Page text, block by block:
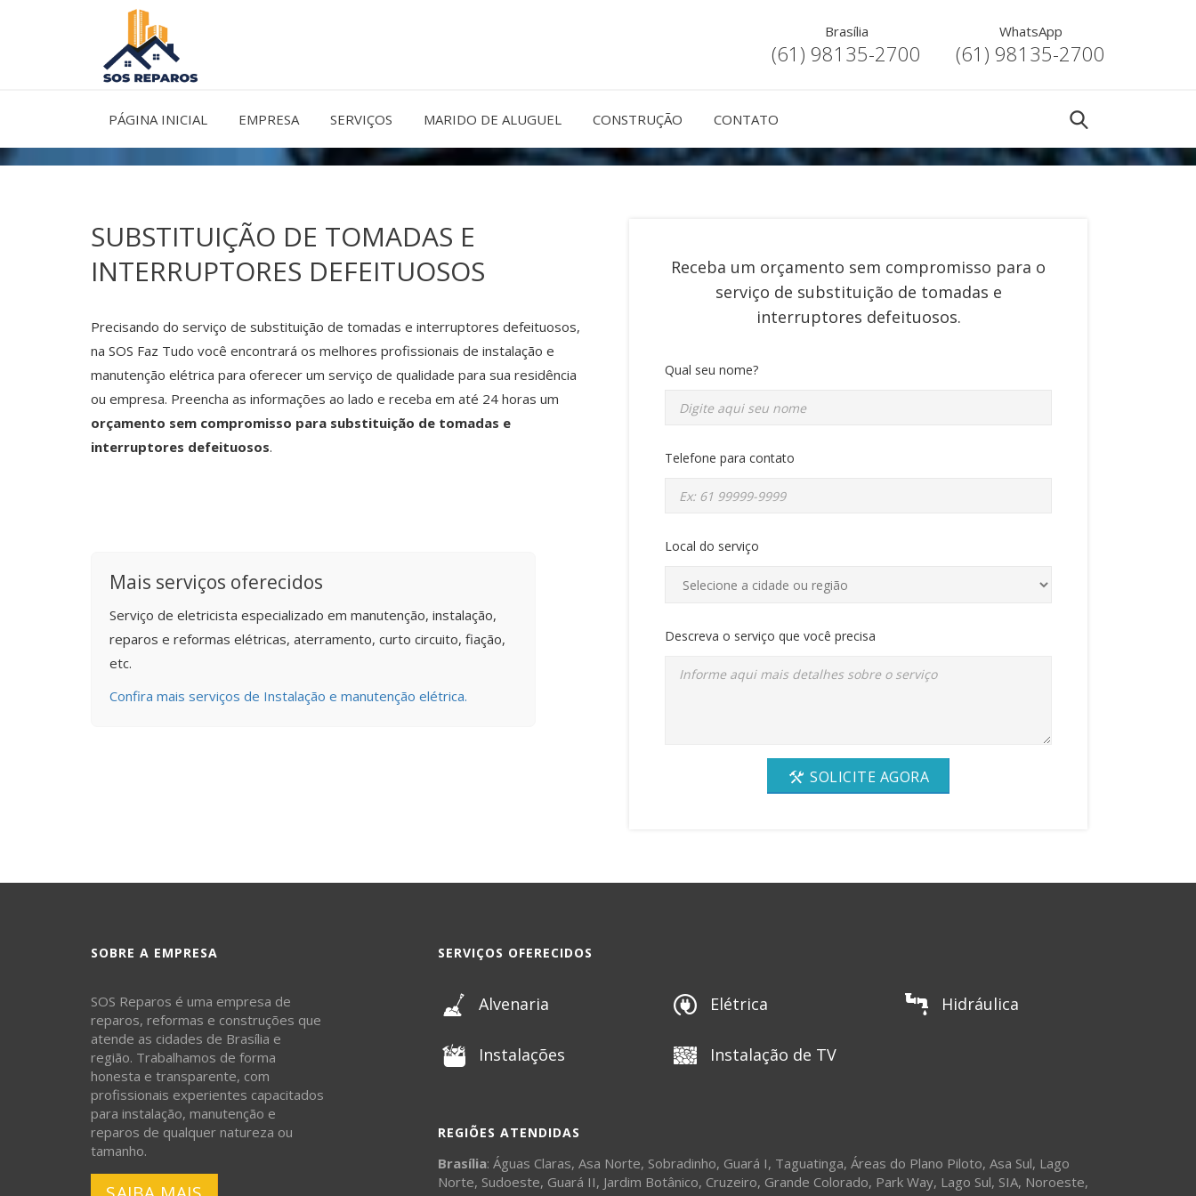
Brasília
(61) 98135-2700
WhatsApp
(61) 98135-2700
PÁGINA INICIAL EMPRESA SERVIÇOS MARIDO DE ALUGUEL CONSTRUÇÃO CONTATO
SUBSTITUIÇÃO DE TOMADAS E
INTERRUPTORES DEFEITUOSOS
Precisando do serviço de substituição de tomadas e interruptores defeituosos,
na SOS Faz Tudo você encontrará os melhores profissionais de instalação e
manutenção elétrica para oferecer um serviço de qualidade para sua residência
ou empresa. Preencha as informações ao lado e receba em até 24 horas um
orçamento sem compromisso para substituição de tomadas e
interruptores defeituosos.
Mais serviços oferecidos
Serviço de eletricista especializado em manutenção, instalação,
reparos e reformas elétricas, aterramento, curto circuito, fiação,
etc.
Confira mais serviços de Instalação e manutenção elétrica.
Receba um orçamento sem compromisso para o
serviço de substituição de tomadas e
interruptores defeituosos.
Qual seu nome?
Telefone para contato
Local do serviço
Descreva o serviço que você precisa
SOLICITE AGORA
SOBRE A EMPRESA
SOS Reparos é uma empresa de
reparos, reformas e construções que
atende as cidades de Brasília e
região. Trabalhamos de forma
honesta e transparente, com
profissionais experientes capacitados
para instalação, manutenção e
reparos de qualquer natureza ou
tamanho.
SERVIÇOS OFERECIDOS
Alvenaria
Instalações
Elétrica
Instalação de TV
Hidráulica
REGIÕES ATENDIDAS
Brasília: Águas Claras, Asa Norte, Sobradinho, Guará I, Taguatinga, Áreas do Plano Piloto, Asa Sul, Lago
Norte, Sudoeste, Guará II, Jardim Botânico, Cruzeiro, Grande Colorado, Park Way, Lago Sul, SIA, Noroeste,